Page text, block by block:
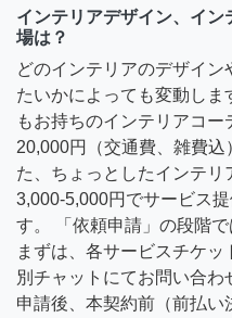
インテリアデザイン、イン
場は？
どのインテリアのデザイ
たいかによっても変動し
もお持ちのインテリアコー
20,000円（交通費、雑費込
た、ちょっとしたインテリ
3,000-5,000円でサービス
す。 「依頼申請」の段階
まずは、各サービスチケ
別チャットにてお問い合
申請後、本契約前（前払